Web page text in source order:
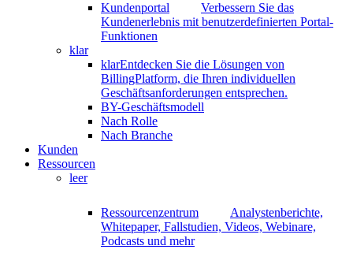
Kundenportal
Verbessern Sie das
Kundenerlebnis mit benutzerdefinierten Portal-
Funktionen
klar
klarEntdecken Sie die Lösungen von
BillingPlatform, die Ihren individuellen
Geschäftsanforderungen entsprechen.
BY-Geschäftsmodell
Nach Rolle
Nach Branche
Kunden
Ressourcen
leer
Ressourcenzentrum
Analystenberichte,
Whitepaper, Fallstudien, Videos, Webinare,
Podcasts und mehr